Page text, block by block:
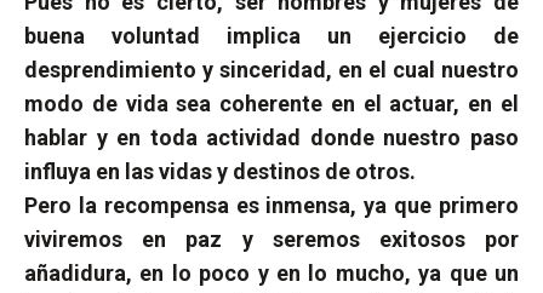
buena voluntad implica un ejercicio de
desprendimiento y sinceridad, en el cual nuestro
modo de vida sea coherente en el actuar, en el
hablar y en toda actividad donde nuestro paso
influya en las vidas y destinos de otros.
Pero la recompensa es inmensa, ya que primero
viviremos en paz y seremos exitosos por
añadidura, en lo poco y en lo mucho, ya que un